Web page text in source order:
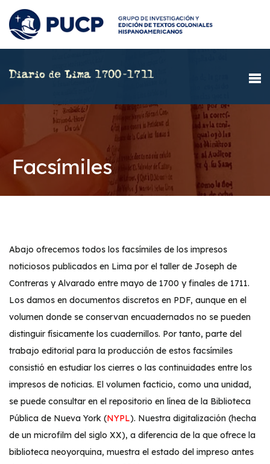
Facsímiles
Abajo ofrecemos todos los facsímiles de los impresos
noticiosos publicados en Lima por el taller de Joseph de
Contreras y Alvarado entre mayo de 1700 y finales de 1711.
Los damos en documentos discretos en PDF, aunque en el
volumen donde se conservan encuadernados no se pueden
distinguir físicamente los cuadernillos. Por tanto, parte del
trabajo editorial para la producción de estos facsímiles
consistió en estudiar los cierres o las continuidades entre los
impresos de noticias. El volumen facticio, como una unidad,
se puede consultar en el repositorio en línea de la Biblioteca
Pública de Nueva York (NYPL). Nuestra digitalización (hecha
de un microfilm del siglo XX), a diferencia de la que ofrece la
biblioteca neoyorquina, muestra el estado del impreso antes